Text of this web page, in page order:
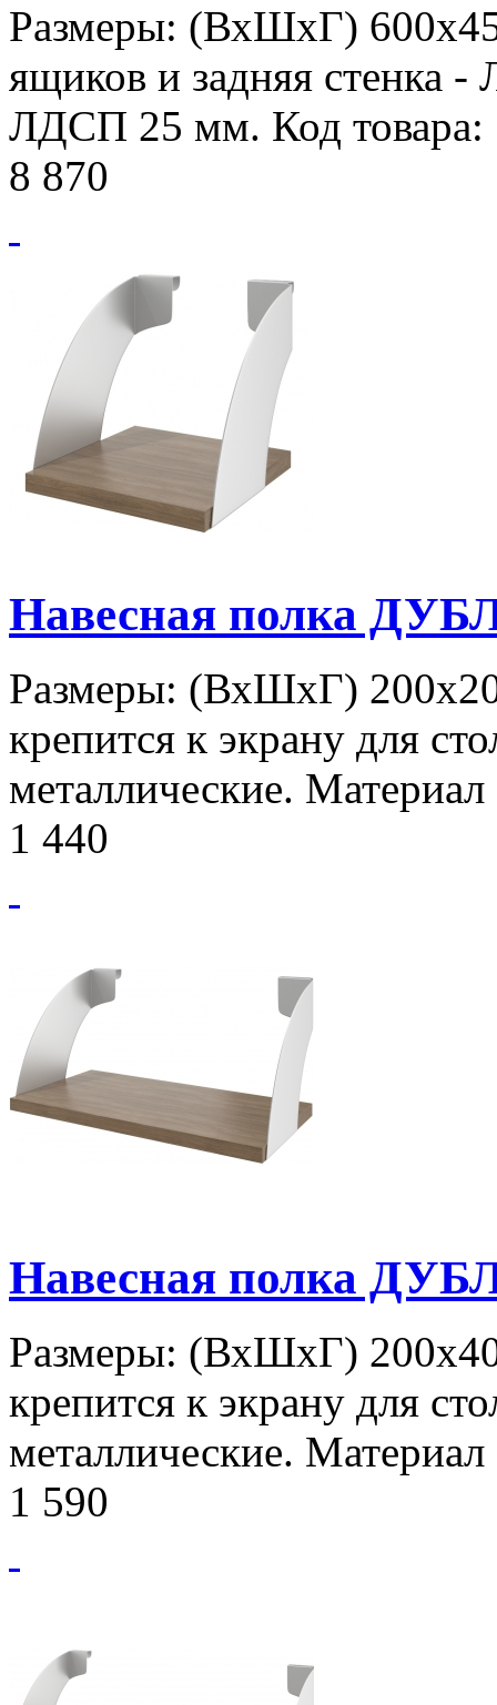
Размеры: (ВхШхГ)
ящиков и задняя стенка
ЛДСП 25 мм. Код товара:
8 870
Навесная полка
Размеры: (ВхШхГ)
крепится к экрану для
металлические.
1 440
Навесная полка
Размеры: (ВхШхГ)
крепится к экрану для
металлические.
1 590